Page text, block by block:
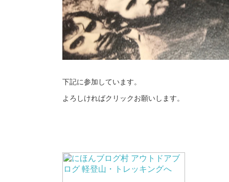
下記に参加しています。
よろしければクリックお願いします。